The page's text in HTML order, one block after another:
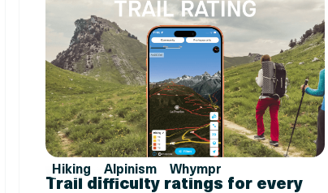
Hiking Alpinism Whympr
Trail difficulty ratings for every